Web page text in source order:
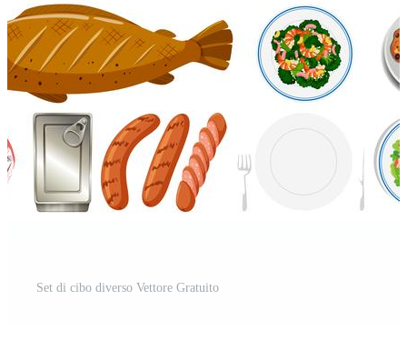
Set di cibo diverso Vettore Gratuito